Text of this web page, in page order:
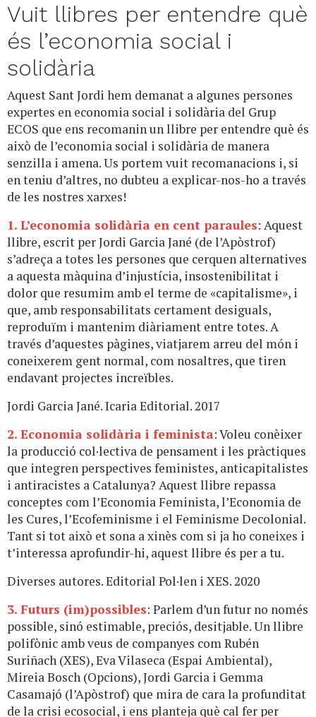
Vuit llibres per entendre què
és l’economia social i
solidària
Aquest Sant Jordi hem demanat a algunes persones
expertes en economia social i solidària del Grup
ECOS que ens recomanin un llibre per entendre què és
això de l’economia social i solidària de manera
senzilla i amena. Us portem vuit recomanacions i, si
en teniu d’altres, no dubteu a explicar-nos-ho a través
de les nostres xarxes!
1. L’economia solidària en cent paraules: Aquest
llibre, escrit per Jordi Garcia Jané (de l’Apòstrof)
s’adreça a totes les persones que cerquen alternatives
a aquesta màquina d’injustícia, insostenibilitat i
dolor que resumim amb el terme de «capitalisme», i
que, amb responsabilitats certament desiguals,
reproduïm i mantenim diàriament entre totes. A
través d’aquestes pàgines, viatjarem arreu del món i
coneixerem gent normal, com nosaltres, que tiren
endavant projectes increïbles.
Jordi Garcia Jané. Icaria Editorial. 2017
2. Economia solidària i feminista: Voleu conèixer
la producció col·lectiva de pensament i les pràctiques
que integren perspectives feministes, anticapitalistes
i antiracistes a Catalunya? Aquest llibre repassa
conceptes com l’Economia Feminista, l’Economia de
les Cures, l’Ecofeminisme i el Feminisme Decolonial.
Tant si tot això et sona a xinès com si ja ho coneixes i
t’interessa aprofundir-hi, aquest llibre és per a tu.
Diverses autores. Editorial Pol·len i XES. 2020
3. Futurs (im)possibles: Parlem d’un futur no només
possible, sinó estimable, preciós, desitjable. Un llibre
polifònic amb veus de companyes com Rubén
Suriñach (XES), Eva Vilaseca (Espai Ambiental),
Mireia Bosch (Opcions), Jordi Garcia i Gemma
Casamajó (l’Apòstrof) que mira de cara la profunditat
de la crisi ecosocial, i ens planteja què cal fer per